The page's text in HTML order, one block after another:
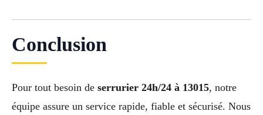
Conclusion
Pour tout besoin de serrurier 24h/24 à 13015, notre
équipe assure un service rapide, fiable et sécurisé. Nous